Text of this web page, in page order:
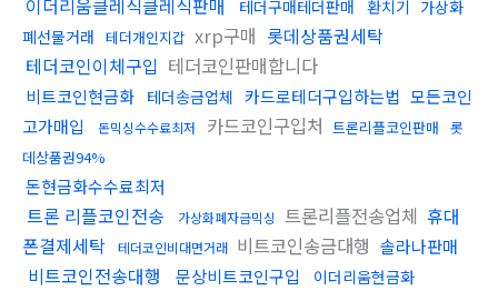
이더리움클레식클레식판매
테더구매테더판매 환치기 가상화
폐선물거래 테더개인지갑 xrp구매 롯데상품권세탁
테더코인이체구입 테더코인판매합니다
비트코인현금화 테더송금업체 카드로테더구입하는법 모든코인
고가매입
돈믹싱수수료최저 카드코인구입처 트론리플코인판매 롯
데상품권94%
돈현금화수수료최저
트론 리플코인전송 가상화폐자금믹싱 트론리플전송업체 휴대
폰결제세탁
테더코인비대면거래 비트코인송금대행 솔라나판매
비트코인전송대행 문상비트코인구입 이더리움현금화